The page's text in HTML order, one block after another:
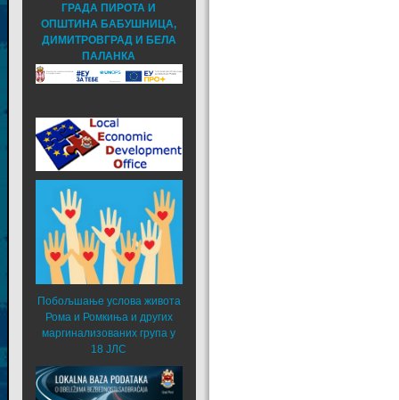
ГРАДА ПИРОТА И
ОПШТИНА БАБУШНИЦА,
ДИМИТРОВГРАД И БЕЛА
ПАЛАНКА
Побољшање услова живота
Рома и Ромкиња и других
маргинализованих група у
18 ЈЛС